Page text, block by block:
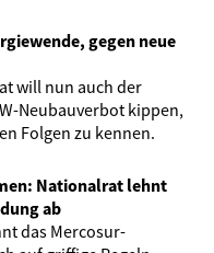
gegen neue
will nun auch der
Neubauverbot kippen,
Folgen zu kennen.
Nationalrat lehnt
ab
das Mercosur-